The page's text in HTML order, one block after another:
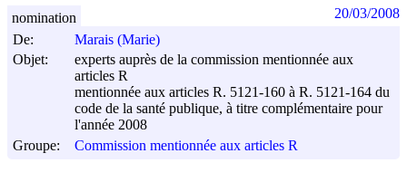
De:
Marais (Marie)
Objet:
experts auprès de la commission mentionnée aux
articles R
mentionnée aux articles R. 5121-160 à R. 5121-164 du
code de la santé publique, à titre complémentaire pour
l'année 2008
Groupe:
Commission mentionnée aux articles R
nomination 20/03/2008